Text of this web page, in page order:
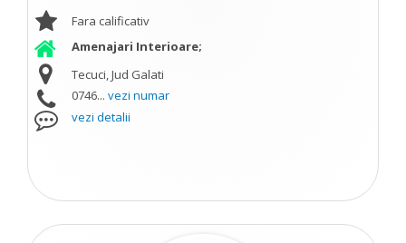
Fara calificativ
Amenajari Interioare;
Tecuci, Jud Galati
0746... vezi numar
vezi detalii